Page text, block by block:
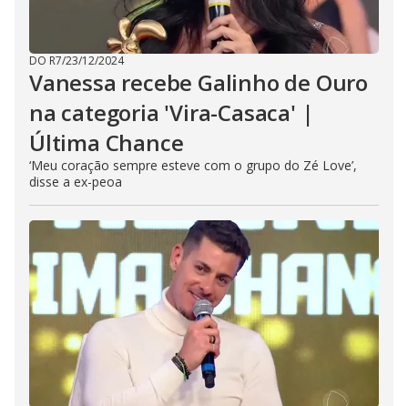
DO R7/23/12/2024
Vanessa recebe Galinho de Ouro
na categoria 'Vira-Casaca' |
Última Chance
‘Meu coração sempre esteve com o grupo do Zé Love’,
disse a ex-peoa